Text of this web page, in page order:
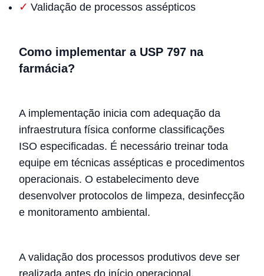
Validação de processos assépticos
Como implementar a USP 797 na
farmácia?
A implementação inicia com adequação da
infraestrutura física conforme classificações
ISO especificadas. É necessário treinar toda
equipe em técnicas assépticas e procedimentos
operacionais. O estabelecimento deve
desenvolver protocolos de limpeza, desinfecção
e monitoramento ambiental.
A validação dos processos produtivos deve ser
realizada antes do início operacional.